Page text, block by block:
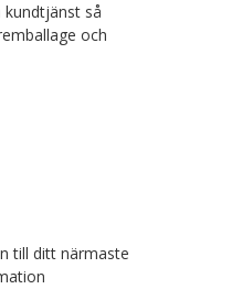
så
och
till ditt närmaste